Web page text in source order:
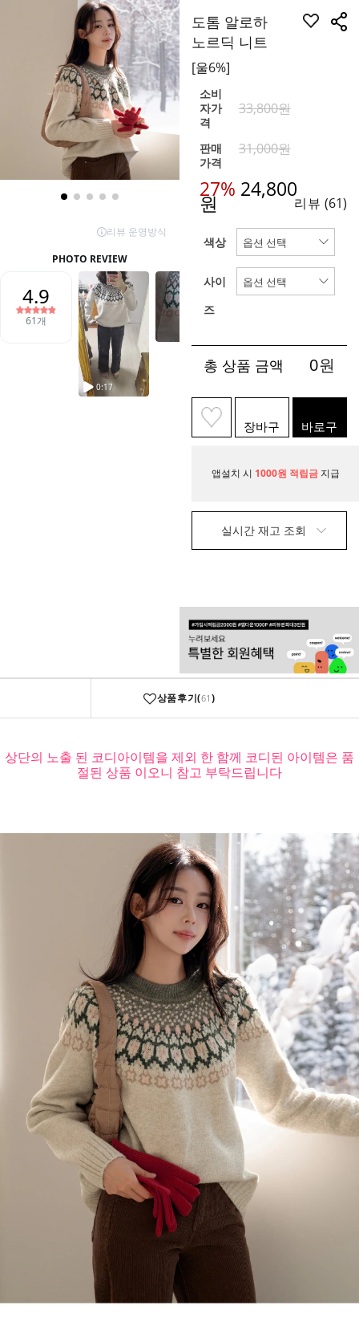
도톰 알로하
노르딕 니트
[울6%]
소비
자가
격
33,800원
판매
가격
31,000원
27% 24,800
원 리뷰 (61)
색상
사이
즈
총 상품 금액 0원
장바구
니
바로구
매
앱설치 시 1000원 적립금 지급
실시간 재고 조회
상품후기(61)
상단의 노출 된 코디아이템을 제외 한 함께 코디된 아이템은 품
절된 상품 이오니 참고 부탁드립니다